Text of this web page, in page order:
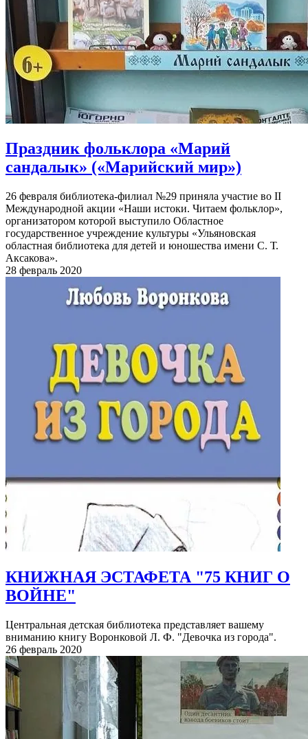
Праздник фольклора «Марий
сандалык» («Марийский мир»)
26 февраля библиотека-филиал №29 приняла участие во II
Международной акции «Наши истоки. Читаем фольклор»,
организатором которой выступило Областное
государственное учреждение культуры «Ульяновская
областная библиотека для детей и юношества имени С. Т.
Аксакова».
28 февраль 2020
КНИЖНАЯ ЭСТАФЕТА "75 КНИГ О
ВОЙНЕ"
Центральная детская библиотека представляет вашему
вниманию книгу Воронковой Л. Ф. "Девочка из города".
26 февраль 2020